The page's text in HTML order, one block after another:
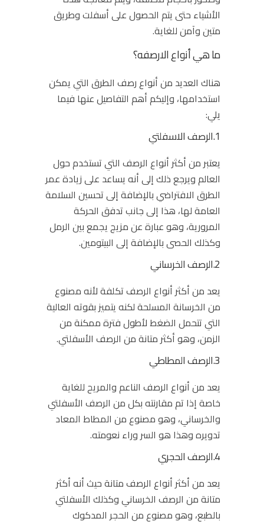
الأشياء حتى يتم الحصول على أسفلت وطريق
متين وآمن للغاية.
ما هي أنواع الارصفه؟
هناك العديد من أنواع رصف الطرق التي يمكن
استخدامها، وإليكم أهم التفاصيل عنها فيما
يلي:
1.الرصف الاسفلتي
يعتبر من أكثر أنواع الرصف التي تستخدم حول
العالم ويرجع ذلك إلى أنه يساعد على زيادة عمر
الطرق الافتراضي بالإضافة إلى تحسين السلامة
العامة لها، هذا إلى جانب تدفق الحركة
المرورية، وهو عبارة عن مزيج يجمع بين الرمل
وكذلك الحصى بالإضافة إلى البيتومين.
2.الرصف الخرساني
يعد من أكثر أنواع الرصف تكلفة لأنه مصنوع
من الخرسانة المسلحة لكنه يتميز بقوته العالية
التي تتحمل الضغط لأطول فترة ممكنة من
الزمن، وهو أكثر متانة من الرصف الأسفلتي.
3.الرصف المطاطي
يعد من أنواع الرصف الناعم والمريح للغاية
خاصة إذا تم مقارنته بكل من الرصف الأسفلتي
والخرساني، وهو مصنوع من المطاط المعاد
تدويره وهذا هو السر وراء نعومته.
4.الرصف الحجري
يعد من أكثر أنواع الرصف متانة حيث أنه أكثر
متانة من الرصف الخرساني وكذلك الأسفلتي
بالطبع، وهو مصنوع من الحجر المدكوك